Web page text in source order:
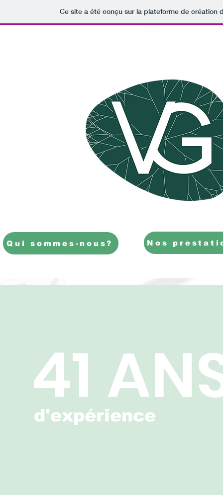
Ce site a été conçu sur la plateforme de création
Qui sommes-nous? Nos
41
d'expérience